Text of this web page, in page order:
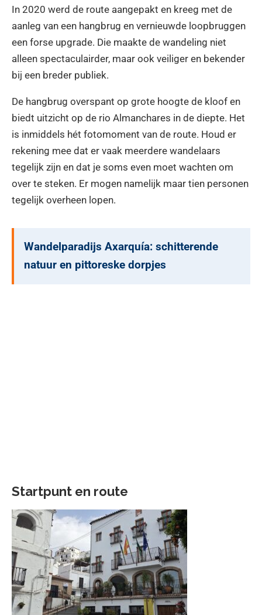
In 2020 werd de route aangepakt en kreeg met de
aanleg van een hangbrug en vernieuwde loopbruggen
een forse upgrade. Die maakte de wandeling niet
alleen spectaculairder, maar ook veiliger en bekender
bij een breder publiek.
De hangbrug overspant op grote hoogte de kloof en
biedt uitzicht op de rio Almanchares in de diepte. Het
is inmiddels hét fotomoment van de route. Houd er
rekening mee dat er vaak meerdere wandelaars
tegelijk zijn en dat je soms even moet wachten om
over te steken. Er mogen namelijk maar tien personen
tegelijk overheen lopen.
Wandelparadijs Axarquía: schitterende
natuur en pittoreske dorpjes
Startpunt en route